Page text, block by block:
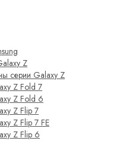
Z
серии Galaxy Z
Z Fold 7
Z Fold 6
Z Flip 7
Z Flip 7 FE
Z Flip 6